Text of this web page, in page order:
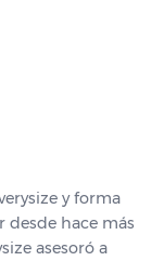
y forma
desde hace más
asesoró a